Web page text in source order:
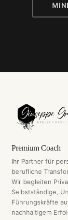
Premium Coach
Ihr Partner für
berufliche
Wir begleiten
Selbstständige,
Führungskräfte
nachhaltigem